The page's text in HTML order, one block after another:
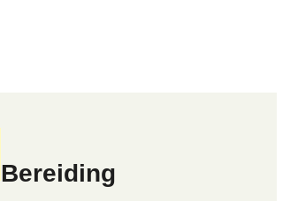
Bereiding